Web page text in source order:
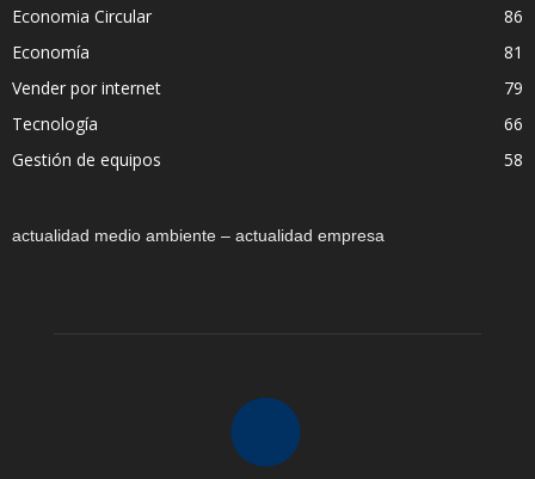
Economia Circular
86
Economía
81
Vender por internet
79
Tecnología
66
Gestión de equipos
58
actualidad medio ambiente – actualidad empresa